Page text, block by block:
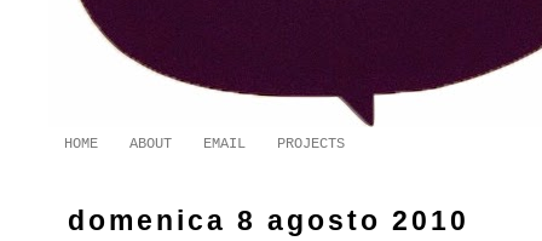
HOME ABOUT EMAIL PROJECTS
domenica 8 agosto 2010